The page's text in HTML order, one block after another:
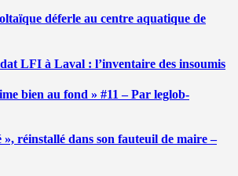
déferle au centre aquatique de
LFI à Laval : l’inventaire des insoumis
bien au fond » #11 – Par leglob-
réinstallé dans son fauteuil de maire –